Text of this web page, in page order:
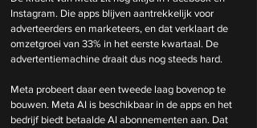
Instagram. Die apps blijven aantrekkelijk voor
adverteerders en marketeers, en dat verklaart de
omzetgroei van 33% in het eerste kwartaal. De
advertentiemachine draait dus nog steeds hard.
Meta probeert daar een tweede laag bovenop te
bouwen. Meta AI is beschikbaar in de apps en het
bedrijf biedt betaalde AI abonnementen aan. Dat